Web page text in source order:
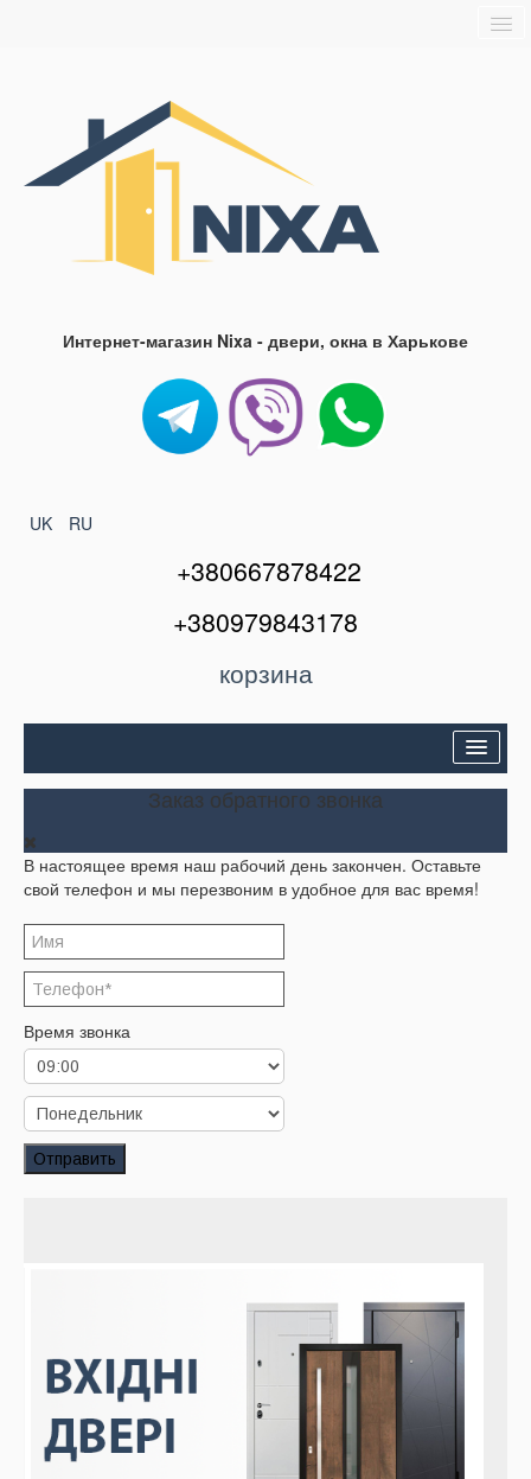
Контакты
Интернет-магазин Nixa - двери, окна в Харькове
UK RU
+380667878422
+380979843178
корзина
Двери входные
Окна и балконы
Кондиционеры
Акции
Корзина
Заказать звонок
Заказ обратного звонка
Заказ обратного звонка
В настоящее время наш рабочий день закончен. Оставьте
свой телефон и мы перезвоним в удобное для вас время!
Время звонка
Отправить